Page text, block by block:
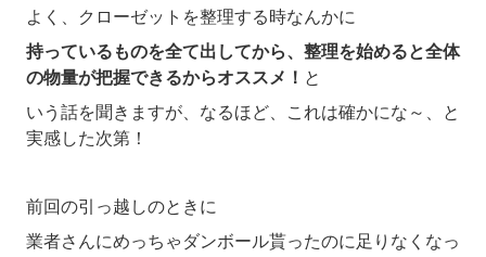
よく、クローゼットを整理する時なんかに
持っているものを全て出してから、整理を始めると全体
の物量が把握できるからオススメ！ と
いう話を聞きますが、なるほど、これは確かにな～、と
実感した次第！
前回の引っ越しのときに
業者さんにめっちゃダンボール貰ったのに足りなくなっ